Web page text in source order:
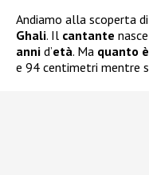
Andiamo alla scoperta di
Ghali. Il cantante
anni d’età. Ma quanto
e 94 centimetri mentre